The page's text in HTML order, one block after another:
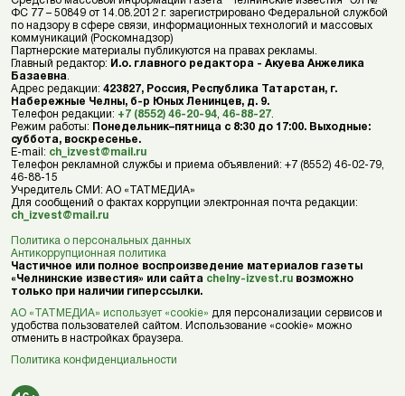
ФС 77 – 50849 от 14.08.2012 г. зарегистрировано Федеральной службой
по надзору в сфере связи, информационных технологий и массовых
коммуникаций (Роскомнадзор)
Партнерские материалы публикуются на правах рекламы.
Главный редактор: И.о. главного редактора - Акуева Анжелика
Базаевна
Адрес редакции: 423827, Россия, Республика Татарстан, г.
Набережные Челны, б-р Юных Ленинцев, д. 9.
Телефон редакции: +7 (8552) 46-20-94 46-88-27
Режим работы: Понедельник–пятница с 8:30 до 17:00. Выходные:
суббота, воскресенье.
E-mail: ch_izvest@mail.ru
Телефон рекламной службы и приема объявлений: +7 (8552) 46-02-79,
46-88-15
Учредитель СМИ: АО «ТАТМЕДИА»
Для сообщений о фактах коррупции электронная почта редакции:
ch_izvest@mail.ru
Политика о персональных данных
Антикоррупционная политика
Частичное или полное воспроизведение материалов газеты
«Челнинские известия» или сайта chelny-izvest.ru возможно
только при наличии гиперссылки.
АО «ТАТМЕДИА» использует «cookie» для персонализации сервисов и
удобства пользователей сайтом. Использование «cookie» можно
отменить в настройках браузера.
Политика конфиденциальности